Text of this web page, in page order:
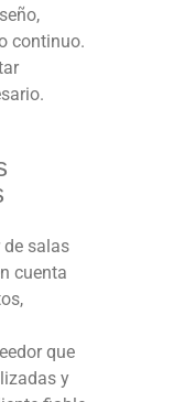
continuo.
de salas
cuenta
que
y